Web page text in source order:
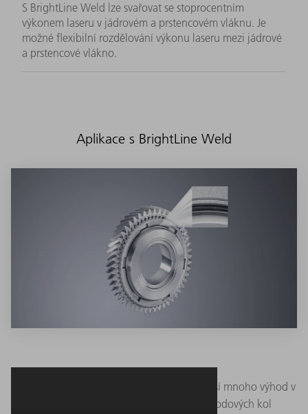
S BrightLine Weld lze svařovat se stoprocentním
výkonem laseru v jádrovém a prstencovém vláknu. Je
možné flexibilní rozdělování výkonu laseru mezi jádrové
a prstencové vlákno.
Aplikace s BrightLine Weld
Technologie TRUMPF BrightLine Weld přináší mnoho výhod v
oblasti pohonů, například při svařování převodových kol